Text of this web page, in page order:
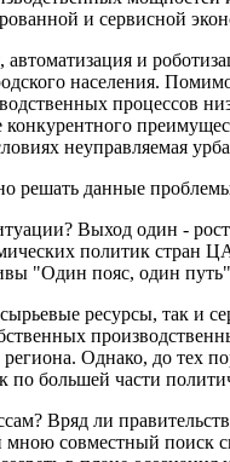
и сервисной
и
населения.
процессов
неуправляемая
решать данные
Выход один -
политик
"Один пояс, один
ресурсы, так и
Однако, до тех
по большей части
Вряд ли
совместный поиск